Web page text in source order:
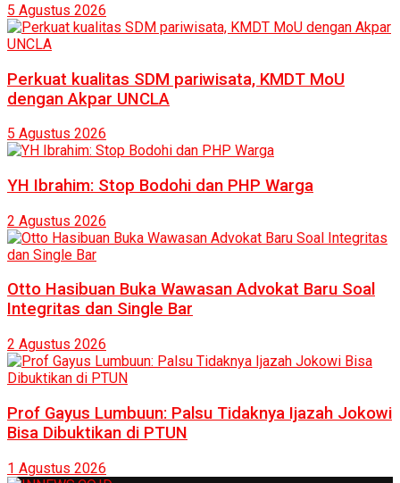
5 Agustus 2026
Perkuat kualitas SDM pariwisata, KMDT MoU
dengan Akpar UNCLA
5 Agustus 2026
YH Ibrahim: Stop Bodohi dan PHP Warga
2 Agustus 2026
Otto Hasibuan Buka Wawasan Advokat Baru Soal
Integritas dan Single Bar
2 Agustus 2026
Prof Gayus Lumbuun: Palsu Tidaknya Ijazah Jokowi
Bisa Dibuktikan di PTUN
1 Agustus 2026